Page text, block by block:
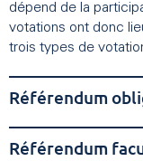
dépend de la
votations ont donc
trois types de
Référendum
Référendum